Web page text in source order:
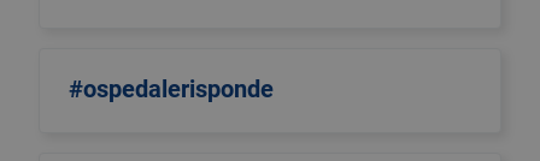
#ospedalerisponde